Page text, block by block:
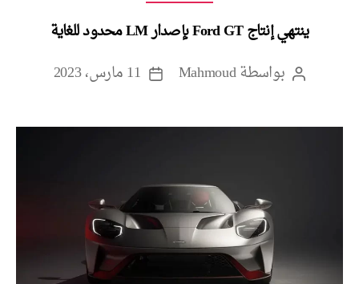
ينتهي إنتاج Ford GT بإصدار LM محدود للغاية
كاتببواسطةMahmoud
تاريخ
11 مارس، 2023